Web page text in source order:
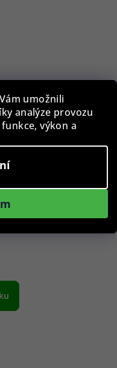
umožnili
analýze provozu
výkon a
Black And pink